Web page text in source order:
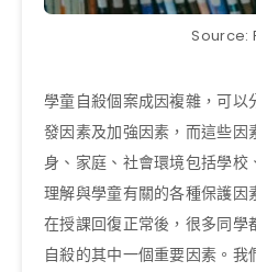
Source:
學童自殺個案成因複雜，可以
發因素及加強因素，而這些因
身、家庭、社會環境包括學校
理解與學童有關的各種保護因
在授課回復正常後，很多同學
自殺的其中一個重要因素。